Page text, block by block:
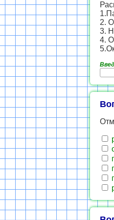
2.
3.
4.